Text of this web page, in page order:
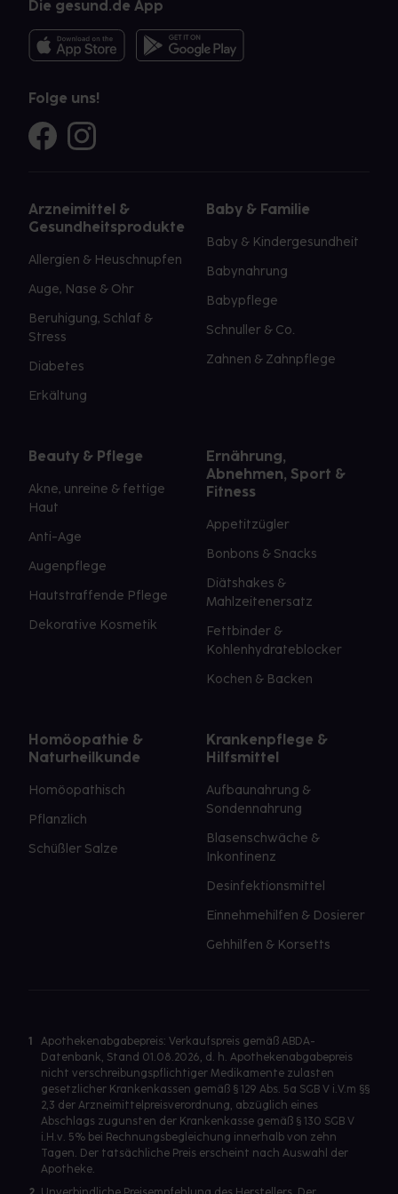
Die gesund.de App
Folge uns!
Arzneimittel &
Gesundheitsprodukte
Allergien & Heuschnupfen
Auge, Nase & Ohr
Beruhigung, Schlaf &
Stress
Diabetes
Erkältung
Baby & Familie
Baby & Kindergesundheit
Babynahrung
Babypflege
Schnuller & Co.
Zahnen & Zahnpflege
Beauty & Pflege
Akne, unreine & fettige
Haut
Anti-Age
Augenpflege
Hautstraffende Pflege
Dekorative Kosmetik
Ernährung,
Abnehmen, Sport &
Fitness
Appetitzügler
Bonbons & Snacks
Diätshakes &
Mahlzeitenersatz
Fettbinder &
Kohlenhydrateblocker
Kochen & Backen
Homöopathie &
Naturheilkunde
Homöopathisch
Pflanzlich
Schüßler Salze
Krankenpflege &
Hilfsmittel
Aufbaunahrung &
Sondennahrung
Blasenschwäche &
Inkontinenz
Desinfektionsmittel
Einnehmehilfen & Dosierer
Gehhilfen & Korsetts
1
Apothekenabgabepreis: Verkaufspreis gemäß ABDA-
Datenbank, Stand 01.08.2026, d. h. Apothekenabgabepreis
nicht verschreibungspflichtiger Medikamente zulasten
gesetzlicher Krankenkassen gemäß § 129 Abs. 5a SGB V i.V.m §§
2,3 der Arzneimittelpreisverordnung, abzüglich eines
Abschlags zugunsten der Krankenkasse gemäß § 130 SGB V
i.H.v. 5% bei Rechnungsbegleichung innerhalb von zehn
Tagen. Der tatsächliche Preis erscheint nach Auswahl der
Apotheke.